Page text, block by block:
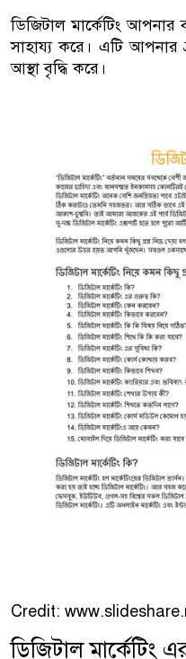
ডিজিটাল মার্কেটিং
সাহায্য করে। এটি আপনার
আস্থা বৃদ্ধি করে।
Credit:
ডিজিটাল মার্কেটিং